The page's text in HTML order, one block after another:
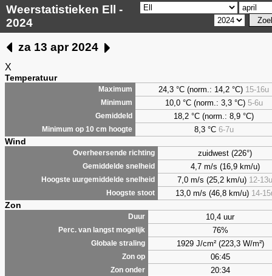
Weerstatistieken Ell -
2024
za 13 apr 2024
X
Temperatuur
Maximum 24,3 °C (norm.: 14,2 °C) 15-16u
Minimum 10,0 °C (norm.: 3,3 °C) 5-6u
Gemiddeld 18,2 °C (norm.: 8,9 °C)
Minimum op 10 cm hoogte 8,3°C 6-7u
Wind
Overheersende richting zuidwest (226°)
Gemiddelde snelheid 4,7 m/s (16,9 km/u)
Hoogste uurgemiddelde snelheid 7,0 m/s (25,2 km/u) 12-13u
Hoogste stoot 13,0 m/s (46,8 km/u) 14-
Zon
Duur 10,4 uur
Perc. van langst mogelijk 76%
Globale straling 1929 J/cm² (223,3 W/m²)
Zon op 06:45
Zon onder 20:34